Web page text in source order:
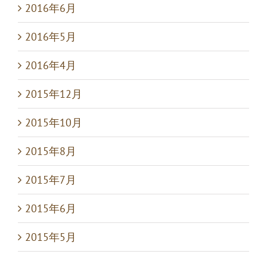
2016年6月
2016年5月
2016年4月
2015年12月
2015年10月
2015年8月
2015年7月
2015年6月
2015年5月